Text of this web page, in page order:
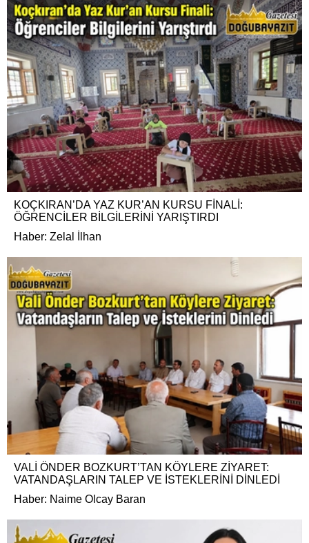
KOÇKIRAN’DA YAZ KUR’AN KURSU FİNALİ:
ÖĞRENCİLER BİLGİLERİNİ YARIŞTIRDI
Haber: Zelal İlhan
VALİ ÖNDER BOZKURT’TAN KÖYLERE ZİYARET:
VATANDAŞLARIN TALEP VE İSTEKLERİNİ DİNLEDİ
Haber: Naime Olcay Baran